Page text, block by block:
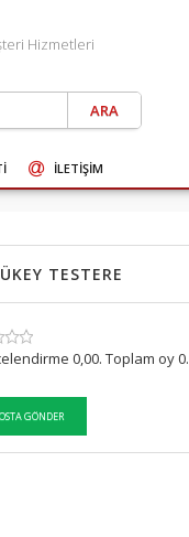
Hizmetleri
İLETIŞIM
TESTERE
0,00. Toplam oy 0.